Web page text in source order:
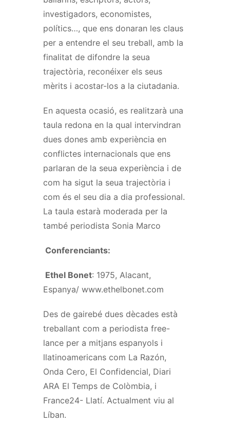
investigadors, economistes,
polítics…, que ens donaran les claus
per a entendre el seu treball, amb la
finalitat de difondre la seua
trajectòria, reconéixer els seus
mèrits i acostar-los a la ciutadania.
En aquesta ocasió, es realitzarà una
taula redona en la qual intervindran
dues dones amb experiència en
conflictes internacionals que ens
parlaran de la seua experiència i de
com ha sigut la seua trajectòria i
com és el seu dia a dia professional.
La taula estarà moderada per la
també periodista Sonia Marco
Conferenciants:
Ethel Bonet: 1975, Alacant,
Espanya/ www.ethelbonet.com
Des de gairebé dues dècades està
treballant com a periodista free-
lance per a mitjans espanyols i
llatinoamericans com La Razón,
Onda Cero, El Confidencial, Diari
ARA El Temps de Colòmbia, i
France24- Llatí. Actualment viu al
Líban.